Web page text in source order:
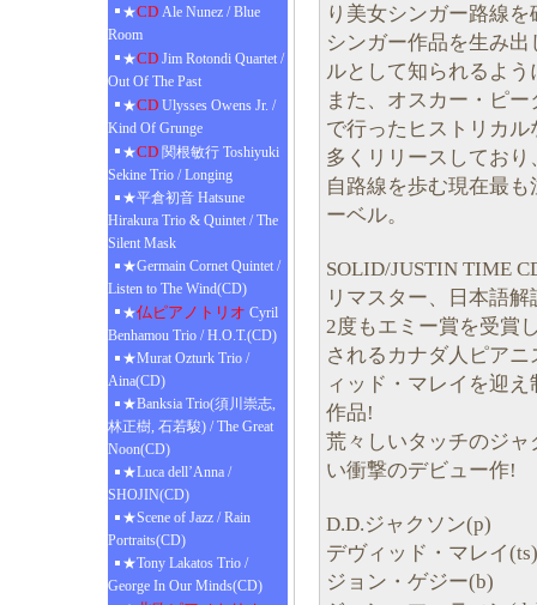
★CD Ale Nunez / Blue
Room
★CD Jim Rotondi Quartet /
Out Of The Past
★CD Ulysses Owens Jr. /
Kind Of Grunge
★CD 関根敏行 Toshiyuki
Sekine Trio / Longing
★平倉初音 Hatsune
Hirakura Trio & Quintet / The
Silent Mask
★Germain Cornet Quintet /
Listen to The Wind(CD)
★仏ピアノトリオ Cyril
Benhamou Trio / H.O.T.(CD)
★Murat Ozturk Trio /
Aina(CD)
★Banksia Trio(須川崇志,
林正樹, 石若駿) / The Great
Noon(CD)
★Luca dell’Anna /
SHOJIN(CD)
★Scene of Jazz / Rain
Portraits(CD)
★Tony Lakatos Trio /
George In Our Minds(CD)
り美女シンガー路線
シンガー作品を生み
ルとして知られるよう
また、オスカー・ピ
で行ったヒストリカ
多くリリースしてお
自路線を歩む現在最
ーベル。
SOLID/JUSTIN TIME
リマスター、日本語解
2度もエミー賞を受賞
されるカナダ人ピア
ィッド・マレイを迎
作品!
荒々しいタッチのジ
い衝撃のデビュー作!
D.D.ジャクソン(p)
デヴィッド・マレイ(ts)
ジョン・ゲジー(b)